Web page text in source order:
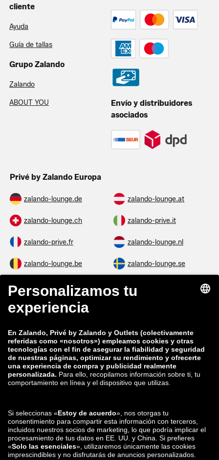
cliente
Ayuda
Guía de tallas
Grupo Zalando
Zalando
ABOUT YOU
Envío y distribuidores
asociados
Privé by Zalando Europa
zalando-lounge.de zalando-lounge.at
zalando-lounge.ch zalando-prive.it
zalando-prive.fr zalando-lounge.nl
zalando-lounge.be zalando-lounge.se
zalando-lounge.fi
zalando-lounge.co.uk
zalando-prive.es zalando-lounge.cz
zalando-lounge.lt zalando-lounge.sk
zalando-lounge.ro zalando-lounge.hr
zalando-lounge.lu zalando-lounge.ee
zalando-lounge.lv zalando-lounge.no